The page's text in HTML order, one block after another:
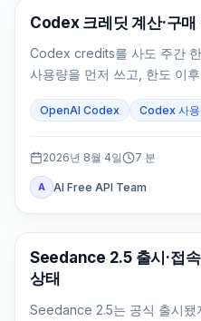
AI Development Tools
Codex 크레딧 계산·구
Codex credits를 사도 주간
사용량을 먼저 쓰고, 한도 이
OpenAI Codex Codex 사용
2026년 8월 4일 7 분
A AI Free API Team
AI Video Generation
Seedance 2.5 출시·접속
상태
Seedance 2.5는 공식 출시됐